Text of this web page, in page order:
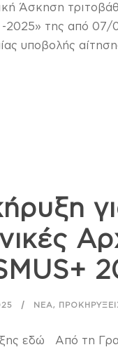
Άσκηση
-2025» της από
υποβολής
ΝΈΑ,
εδώ Από τη